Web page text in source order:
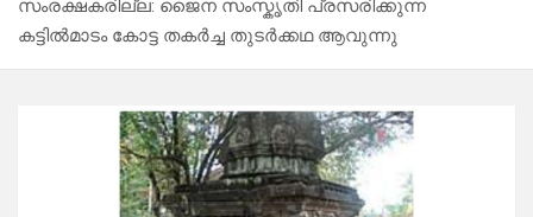
സംരക്ഷകരില്ല: ജൈന സംസ്കൃതി പ്രസരിക്കുന്ന
കട്ടിൽമാടം കോട്ട തകർച്ച തുടർക്കഥ ആവുന്നു